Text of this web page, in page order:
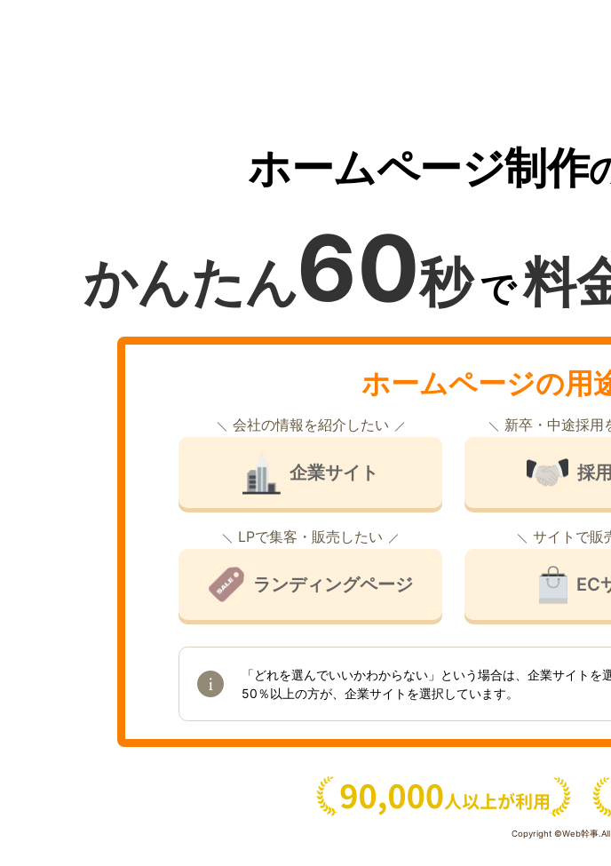
ホームページ制作
かんたん60秒で料
ホームページの用
会社の情報を紹介したい
企業サイト
新卒・中途採用
採
LPで集客・販売したい
ランディングページ
サイトで販
EC
「どれを選んでいいかわからない」という場合は、企業サイトを
50％以上の方が、企業サイトを選択しています。
Copyright ©Web幹事.All